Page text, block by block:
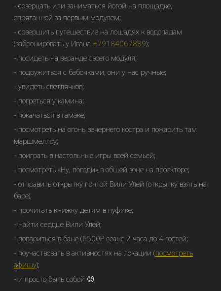
созерцать или заниматься йогой на площадке,
спрятанной за первым модулем;
совершить путешествие на лошадях к водопадам
(забронировать у Ивана +79184067889);
посидеть на веранде своего модуля;
подружиться с бабочками, они у нас ручные;
увидеть светлячков;
погреться у камина;
покачаться в гамаке;
посмотреть на огонь вечернего костра и пожарить там
маршмеллоу;
поиграть в настольные игры всей семьей;
посмотреть «Ну, погоди» в общей зоне на проекторе;
отправить открытку почтой Вили Улей (открытку взять на
баре);
прочитать книжку детям в пуфике;
найти сердце Вили Улей;
попариться в бане (6500₽ сеанс 2 часа до 4 гостей;
поучаствовать в активностях на локации (посмотреть
афишу);
и просто быть собой 😉